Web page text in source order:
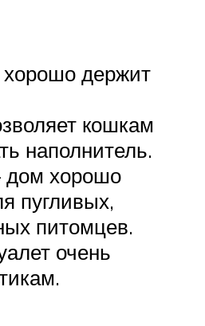
держит
кошкам
наполнитель.
дом хорошо
пугливых,
питомцев.
очень